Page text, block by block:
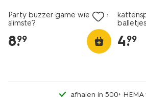
Party buzzer game wie is de
slimste?
8.
99
balletjes
4.
99
afhalen in 500+ HEMA